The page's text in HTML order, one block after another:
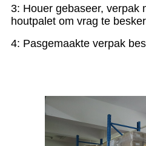
3: Houer gebaseer, verpak
houtpalet om vrag te
4: Pasgemaakte verpak